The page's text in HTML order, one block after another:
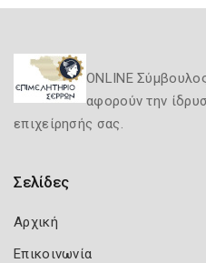
ONLINE
αφορούν την
επιχείρησής σας.
Σελίδες
Αρχική
Επικοινωνία